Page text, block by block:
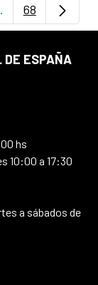
TAB pour
Page
68
DE ESPAÑA
hs
10:00 a 17:30
a sábados de